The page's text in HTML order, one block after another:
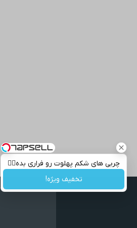
چربی های شکم پهلوت رو فراری بده👌🏻
تخفیف ویژه!